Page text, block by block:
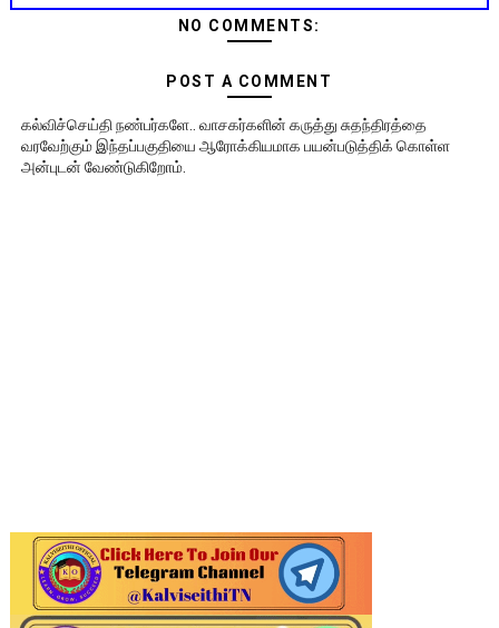
NO COMMENTS:
POST A COMMENT
கல்விச்செய்தி நண்பர்களே.. வாசகர்களின் கருத்து சுதந்திரத்தை
வரவேற்கும் இந்தப்பகுதியை ஆரோக்கியமாக பயன்படுத்திக் கொள்ள
அன்புடன் வேண்டுகிறோம்.